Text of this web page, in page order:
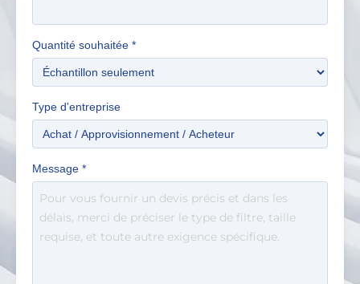
Quantité souhaitée *
Type d'entreprise
Message *